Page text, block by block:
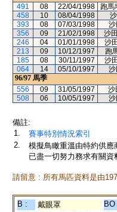
491
08 22/04/1998 跑馬
458
10 08/04/1998
393
08 07/03/1998 沙
356
09 21/02/1998 沙
246
04 01/01/1998 沙
213
09 10/12/1997 跑
185
08 30/11/1997 沙
064
14 05/10/1997 沙
96/97 馬季
556
09 31/05/1997 沙
508
06 10/05/1997 沙
備註:
1.
賽事特別情況索引
2.
模擬鳥瞰重溫由特約供
已盡一切努力務求有關資
請留意 : 所有馬匹資料是由
B : 戴眼罩 BO